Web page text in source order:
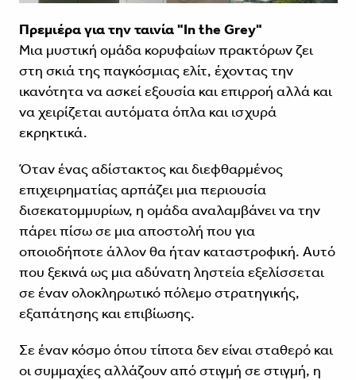
Πρεμιέρα για την ταινία "In the Grey"
Μια μυστική ομάδα κορυφαίων πρακτόρων ζει
στη σκιά της παγκόσμιας ελίτ, έχοντας την
ικανότητα να ασκεί εξουσία και επιρροή αλλά και
να χειρίζεται αυτόματα όπλα και ισχυρά
εκρηκτικά.
Όταν ένας αδίστακτος και διεφθαρμένος
επιχειρηματίας αρπάζει μια περιουσία
δισεκατομμυρίων, η ομάδα αναλαμβάνει να την
πάρει πίσω σε μια αποστολή που για
οποιοδήποτε άλλον θα ήταν καταστροφική. Αυτό
που ξεκινά ως μια αδύνατη ληστεία εξελίσσεται
σε έναν ολοκληρωτικό πόλεμο στρατηγικής,
εξαπάτησης και επιβίωσης.
Σε έναν κόσμο όπου τίποτα δεν είναι σταθερό και
οι συμμαχίες αλλάζουν από στιγμή σε στιγμή, η